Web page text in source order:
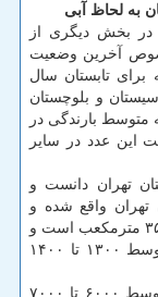
به لحاظ آبی
بخش دیگری از
آخرین وضعیت
برای تابستان سال
و بلوچستان
بارندگی در
این عدد در سایر
تهران دانست و
تهران واقع شده و
سرانه مصرف آب هر شهروند تهرانی در سال ۳۵۰ مترمكعب است و
این در حالیست كه این عدد در كشور بطور متوسط ۱۳۰۰ تا ۱۴۰۰
بختیاری با بیان این كه این عدد در دنیا بطور متوسط ۶۰۰۰ تا ۷۰۰۰